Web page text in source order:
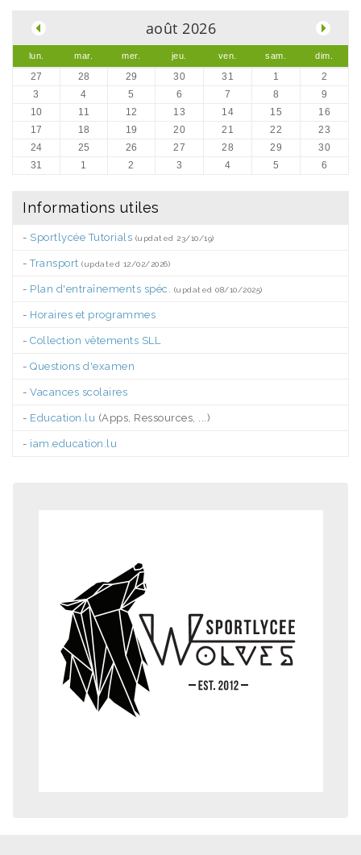
août 2026
lun. mar. mer. jeu. ven. sam. dim.
27 28 29 30 31 1
2
3
4 5 6 7 8
9
10
11 12 13 14 15
16
17
18 19 20 21 22
23
24
25 26 27 28 29
30
31
1 2 3 4 5 6
Informations utiles
- Sportlycée Tutorials (updated 23/10/19)
-Transport (updated 12/02/2026)
- Plan d'entraînements spéc. (updated 08/10/2025)
- Horaires et programmes
- Collection vêtements SLL
- Questions d'examen
- Vacances scolaires
- Education.lu (Apps, Ressources, ...)
- iam.education.lu